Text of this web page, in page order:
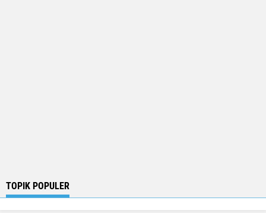
TOPIK POPULER